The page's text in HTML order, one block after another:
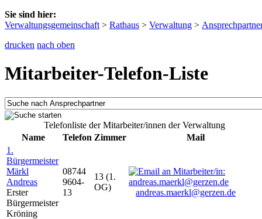
Sie sind hier:
Verwaltungsgemeinschaft > Rathaus > Verwaltung >
drucken nach oben
Mitarbeiter-Telefon-Liste
Telefonliste der Mitarbeiter/innen der Verwaltung
Name
Telefon Zimmer
Mail
1.
Bürgermeister
Märkl
Andreas
Erster
Bürgermeister
Kröning
08744
9604-
13
13 (1.
OG)
andreas.maerkl@gerzen.de